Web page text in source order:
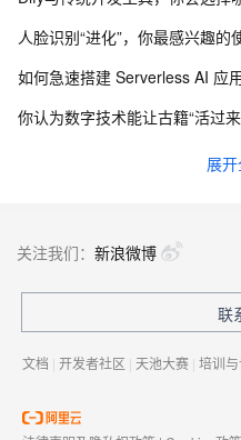
人脸识别“进化”，你最感兴趣的
如何急速搭建 Serverless AI 应
你认为数字技术能让古籍“活过来
一键生成讲解视频，AI的理解和
请问主域名备案了，子域名还要
展
关注我们： 新浪微博
联
文档 | 开发者社区 | 天池大赛 | 培训